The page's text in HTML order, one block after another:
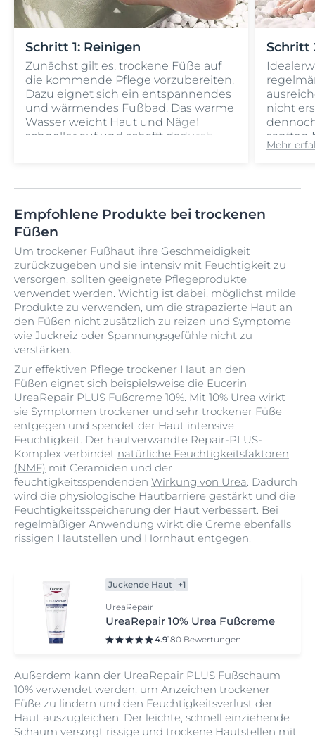
Schritt 1: Reinigen
Zunächst gilt es, trockene Füße auf
die kommende Pflege vorzubereiten.
Dazu eignet sich ein entspannendes
und wärmendes Fußbad. Das warme
Wasser weicht Haut und Nägel
schneller auf und schafft dadurch
Füße nicht zu lange im zu heißen
Wasser zu lassen. Denn das kann die
Haut zusätzlich austrocknen. 5-10
Minuten bei etwa 38°
Wassertemperatur sind bereits
ausreichend.
Schritt
nicht
sanften
können
Für
Mehr
Empfohlene Produkte bei trockenen
Füßen
Um trockener Fußhaut ihre Geschmeidigkeit
zurückzugeben und sie intensiv mit Feuchtigkeit zu
versorgen, sollten geeignete Pflegeprodukte
verwendet werden. Wichtig ist dabei, möglichst milde
Produkte zu verwenden, um die strapazierte Haut an
den Füßen nicht zusätzlich zu reizen und Symptome
wie Juckreiz oder Spannungsgefühle nicht zu
verstärken.
Zur effektiven Pflege trockener Haut an den
Füßen eignet sich beispielsweise die Eucerin
UreaRepair PLUS Fußcreme 10%. Mit 10% Urea wirkt
sie Symptomen trockener und sehr trockener Füße
entgegen und spendet der Haut intensive
Feuchtigkeit. Der hautverwandte Repair-PLUS-
Komplex verbindet natürliche Feuchtigkeitsfaktoren
(NMF) mit Ceramiden und der
feuchtigkeitsspendenden Wirkung von Urea. Dadurch
wird die physiologische Hautbarriere gestärkt und die
Feuchtigkeitsspeicherung der Haut verbessert. Bei
regelmäßiger Anwendung wirkt die Creme ebenfalls
rissigen Hautstellen und Hornhaut entgegen.
Juckende Haut +1
UreaRepair
UreaRepair 10% Urea Fußcreme
4.9180 Bewertungen
Außerdem kann der UreaRepair PLUS Fußschaum
10% verwendet werden, um Anzeichen trockener
Füße zu lindern und den Feuchtigkeitsverlust der
Haut auszugleichen. Der leichte, schnell einziehende
Schaum versorgt rissige und trockene Hautstellen mit